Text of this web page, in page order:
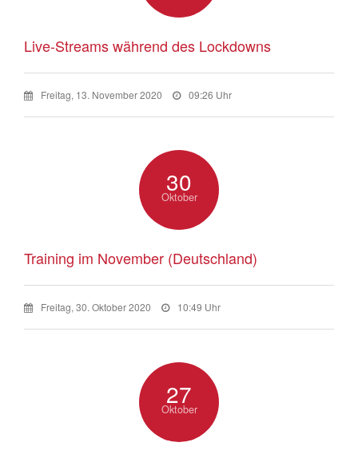
Live-Streams während des Lockdowns
Freitag, 13. November 2020 09:26 Uhr
30
Oktober
Training im November (Deutschland)
Freitag, 30. Oktober 2020 10:49 Uhr
27
Oktober